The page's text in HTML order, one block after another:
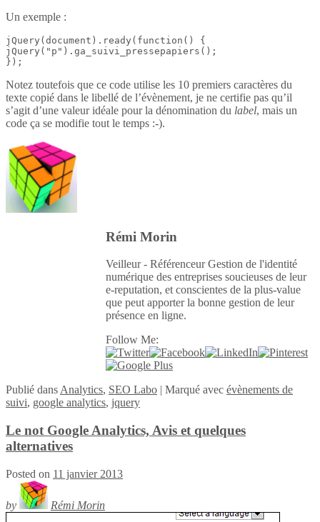
Un exemple :
jQuery(document).ready(function() {
jQuery("p").ga_suivi_pressepapiers();
});
Notez toutefois que ce code utilise les 10 premiers caractères du
texte copié dans le libellé de l’évènement, je ne certifie pas qu’il
s’agit d’une valeur idéale pour la dénomination du label, mais un
code ça se modifie tout le temps :-).
Rémi Morin
Veilleur - Référenceur Gestion de l'identité
numérique des entreprises soucieuses de leur
e-reputation, et conscientes de la plus-value
que peut apporter la bonne gestion de leur
présence en ligne.
Follow Me:
Publié dans Analytics, SEO Labo | Marqué avec évènements de
suivi, google analytics, jquery
Le not Google Analytics, Avis et quelques
alternatives
Posted on 11 janvier 2013
by Rémi Morin